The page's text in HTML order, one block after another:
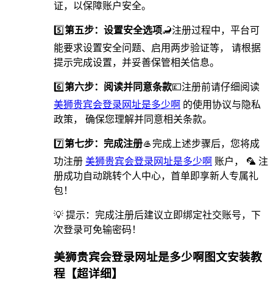
证，以保障账户安全。
5️⃣第五步：设置安全选项🦂️注册过程中，平台可
能要求设置安全问题、启用两步验证等， 请根据
提示完成设置，并妥善保管相关信息。
6️⃣第六步：阅读并同意条款💷注册前请仔细阅读
美狮贵宾会登录网址是多少啊 的使用协议与隐私
政策， 确保您理解并同意相关条款。
7️⃣第七步：完成注册🥌完成上述步骤后，您将成
功注册 美狮贵宾会登录网址是多少啊 账户， 🦜 注
册成功自动跳转个人中心，首单即享新人专属礼
包！
💡 提示：完成注册后建议立即绑定社交账号，下
次登录可免输密码！
美狮贵宾会登录网址是多少啊图文安装教
程【超详细】